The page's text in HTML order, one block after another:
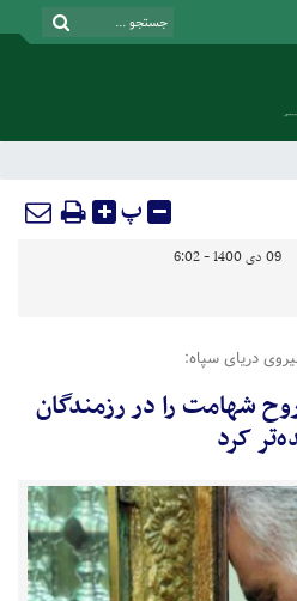
پ
09 دی 1400 - 6:02
دریای سپاه:
شهامت را در رزمندگان
کرد